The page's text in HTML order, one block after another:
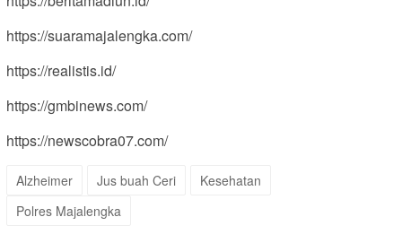
https://suaramajalengka.com/
https://realistis.id/
https://gmbinews.com/
https://newscobra07.com/
Alzheimer Jus buah Ceri
Kesehatan
Polres Majalengka